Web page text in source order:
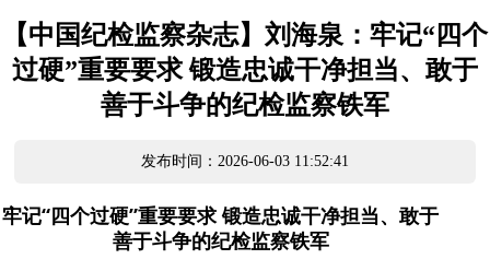
【中国纪检监察杂志】刘海泉：牢记“四个
过硬”重要要求 锻造忠诚干净担当、敢于
善于斗争的纪检监察铁军
发布时间：2026-06-03 11:52:41
牢记“四个过硬”重要要求 锻造忠诚干净担当、敢于
善于斗争的纪检监察铁军